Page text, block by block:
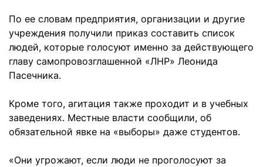
По ее словам предприятия, организации и другие
учреждения получили приказ составить список
людей, которые голосуют именно за действующего
главу самопровозглашенной «ЛНР» Леонида
Пасечника.
Кроме того, агитация также проходит и в учебных
заведениях. Местные власти сообщили, об
обязательной явке на «выборы» даже студентов.
«Они угрожают, если люди не проголосуют за